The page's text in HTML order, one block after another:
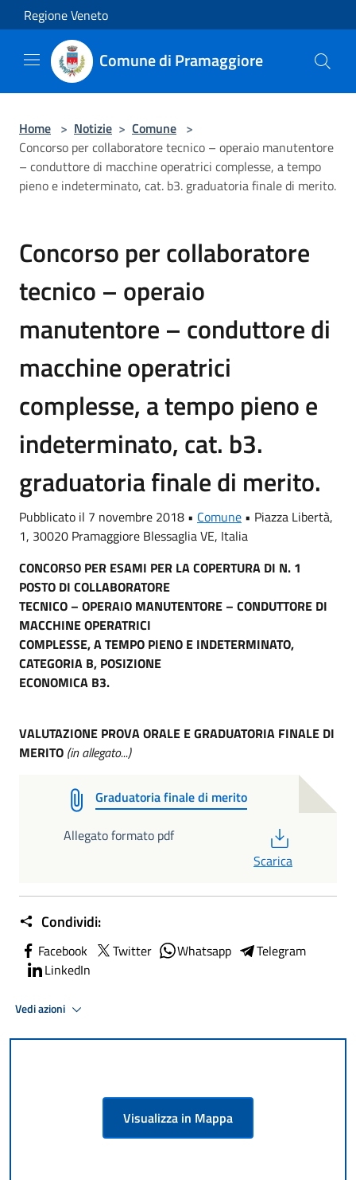
Salta al contenuto principale
Regione Veneto
Comune di Pramaggiore
Home > Notizie > Comune >
Concorso per collaboratore tecnico – operaio manutentore
– conduttore di macchine operatrici complesse, a tempo
pieno e indeterminato, cat. b3. graduatoria finale di merito.
Concorso per collaboratore
tecnico – operaio
manutentore – conduttore di
macchine operatrici
complesse, a tempo pieno e
indeterminato, cat. b3.
graduatoria finale di merito.
Pubblicato il 7 novembre 2018 • Comune • Piazza Libertà,
1, 30020 Pramaggiore Blessaglia VE, Italia
CONCORSO PER ESAMI PER LA COPERTURA DI N. 1
POSTO DI COLLABORATORE
TECNICO – OPERAIO MANUTENTORE – CONDUTTORE DI
MACCHINE OPERATRICI
COMPLESSE, A TEMPO PIENO E INDETERMINATO,
CATEGORIA B, POSIZIONE
ECONOMICA B3.
VALUTAZIONE PROVA ORALE E GRADUATORIA FINALE DI
MERITO (in allegato...)
Graduatoria finale di merito
Allegato formato pdf
Scarica
Condividi:
Facebook Twitter Whatsapp
Telegram
LinkedIn
Vedi azioni
Visualizza in Mappa